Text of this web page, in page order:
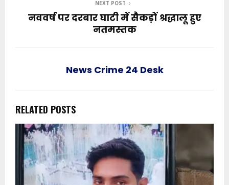
NEXT POST
नववर्ष पर दरबार घाटी में सैकड़ों श्रद्धालू हुए
नतमस्तक
News Crime 24 Desk
RELATED POSTS